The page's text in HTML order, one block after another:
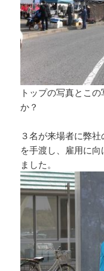
トップの写真とこ
か？
３名が来場者に弊社
を手渡し、雇用に
ました。